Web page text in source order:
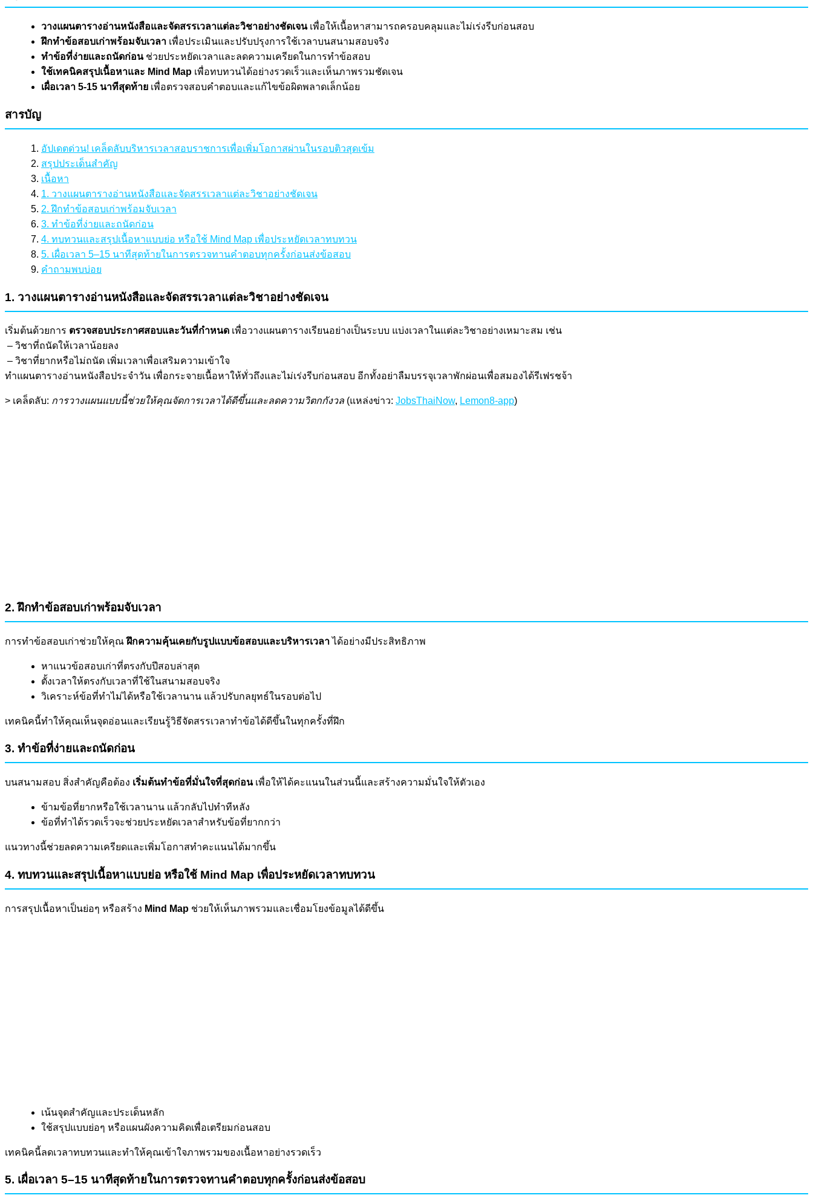
วางแผนตารางอ่านหนังสือและจัดสรรเวลาแต่ละวิชาอย่างชัดเจนเพื่อให้เนื้อหาสามารถครอบคลุมและไม่เร่งรีบก่อนสอบ
ฝึกทำข้อสอบเก่าพร้อมจับเวลา เพื่อประเมินและปรับปรุงการใช้เวลาบนสนามสอบจริง
ทำข้อที่ง่ายและถนัดก่อนช่วยประหยัดเวลาและลดความเครียดในการทำข้อสอบ
ใช้เทคนิคสรุปเนื้อหาและ Mind Map เพื่อทบทวนได้อย่างรวดเร็วและเห็นภาพรวมชัดเจน
เผื่อเวลา 5-15 นาทีสุดท้าย เพื่อตรวจสอบคำตอบและแก้ไขข้อผิดพลาดเล็กน้อย
สารบัญ
อัปเดตด่วน! เคล็ดลับบริหารเวลาสอบราชการเพื่อเพิ่มโอกาสผ่านในรอบติวสุดเข้ม
สรุปประเด็นสำคัญ
เนื้อหา
1. วางแผนตารางอ่านหนังสือและจัดสรรเวลาแต่ละวิชาอย่างชัดเจน
2. ฝึกทำข้อสอบเก่าพร้อมจับเวลา
3. ทำข้อที่ง่ายและถนัดก่อน
4. ทบทวนและสรุปเนื้อหาแบบย่อ หรือใช้ Mind Map เพื่อประหยัดเวลาทบทวน
5. เผื่อเวลา 5–15 นาทีสุดท้ายในการตรวจทานคำตอบทุกครั้งก่อนส่งข้อสอบ
คำถามพบบ่อย
1. วางแผนตารางอ่านหนังสือและจัดสรรเวลาแต่ละวิชาอย่างชัดเจน
เริ่มต้นด้วยการ ตรวจสอบประกาศสอบและวันที่กำหนด เพื่อวางแผนตารางเรียนอย่างเป็นระบบ แบ่งเวลาในแต่ละวิชาอย่างเหมาะสม เช่น
– วิชาที่ถนัดให้เวลาน้อยลง
– วิชาที่ยากหรือไม่ถนัด เพิ่มเวลาเพื่อเสริมความเข้าใจ
ทำแผนตารางอ่านหนังสือประจำวัน เพื่อกระจายเนื้อหาให้ทั่วถึงและไม่เร่งรีบก่อนสอบ อีกทั้งอย่าลืมบรรจุเวลาพักผ่อนเพื่อสมองได้รีเฟรชจ้า
> เคล็ดลับ: การวางแผนแบบนี้ช่วยให้คุณจัดการเวลาได้ดีขึ้นและลดความวิตกกังวล (แหล่งข่าว: JobsThaiNow, Lemon8-app)
2. ฝึกทำข้อสอบเก่าพร้อมจับเวลา
การทำข้อสอบเก่าช่วยให้คุณฝึกความคุ้นเคยกับรูปแบบข้อสอบและบริหารเวลาได้อย่างมีประสิทธิภาพ
หาแนวข้อสอบเก่าที่ตรงกับปีสอบล่าสุด
ตั้งเวลาให้ตรงกับเวลาที่ใช้ในสนามสอบจริง
วิเคราะห์ข้อที่ทำไม่ได้หรือใช้เวลานาน แล้วปรับกลยุทธ์ในรอบต่อไป
เทคนิคนี้ทำให้คุณเห็นจุดอ่อนและเรียนรู้วิธีจัดสรรเวลาทำข้อได้ดีขึ้นในทุกครั้งที่ฝึก
3. ทำข้อที่ง่ายและถนัดก่อน
บนสนามสอบ สิ่งสำคัญคือต้อง เริ่มต้นทำข้อที่มั่นใจที่สุดก่อนเพื่อให้ได้คะแนนในส่วนนี้และสร้างความมั่นใจให้ตัวเอง
ข้ามข้อที่ยากหรือใช้เวลานาน แล้วกลับไปทำทีหลัง
ข้อที่ทำได้รวดเร็วจะช่วยประหยัดเวลาสำหรับข้อที่ยากกว่า
แนวทางนี้ช่วยลดความเครียดและเพิ่มโอกาสทำคะแนนได้มากขึ้น
4. ทบทวนและสรุปเนื้อหาแบบย่อ หรือใช้ Mind Map เพื่อประหยัดเวลาทบทวน
การสรุปเนื้อหาเป็นย่อๆ หรือสร้าง Mind Map ช่วยให้เห็นภาพรวมและเชื่อมโยงข้อมูลได้ดีขึ้น
เน้นจุดสำคัญและประเด็นหลัก
ใช้สรุปแบบย่อๆ หรือแผนผังความคิดเพื่อเตรียมก่อนสอบ
เทคนิคนี้ลดเวลาทบทวนและทำให้คุณเข้าใจภาพรวมของเนื้อหาอย่างรวดเร็ว
5. เผื่อเวลา 5–15 นาทีสุดท้ายในการตรวจทานคำตอบทุกครั้งก่อนส่งข้อสอบ